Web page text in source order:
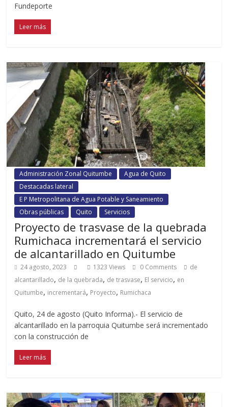
Fundeporte
Leer más
Administración Zonal Quitumbe
Agua de Quito
Destacadas lateral
E P Metropolitana de Agua Potable y Saneamiento
Obras públicas
Quito Servicios
Proyecto de trasvase de la quebrada
Rumichaca incrementará el servicio
de alcantarillado en Quitumbe
24 agosto, 2023 1323 Views 0 Comments
de
alcantarillado, de la quebrada, de trasvase, El servicio, en
Quitumbe, incrementará, Proyecto, Rumichaca
Quito, 24 de agosto (Quito Informa).- El servicio de
alcantarillado en la parroquia Quitumbe será incrementado
con la construcción de
Leer más